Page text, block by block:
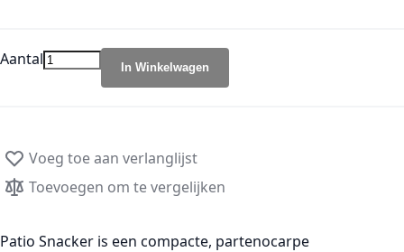
Aantal In Winkelwagen
Voeg toe aan verlanglijst
Toevoegen om te vergelijken
Patio Snacker is een compacte, partenocarpe